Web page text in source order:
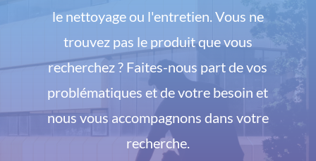
le nettoyage ou l'entretien. Vous ne
trouvez pas le produit que vous
recherchez ? Faites-nous part de vos
problématiques et de votre besoin et
nous vous accompagnons dans votre
recherche.